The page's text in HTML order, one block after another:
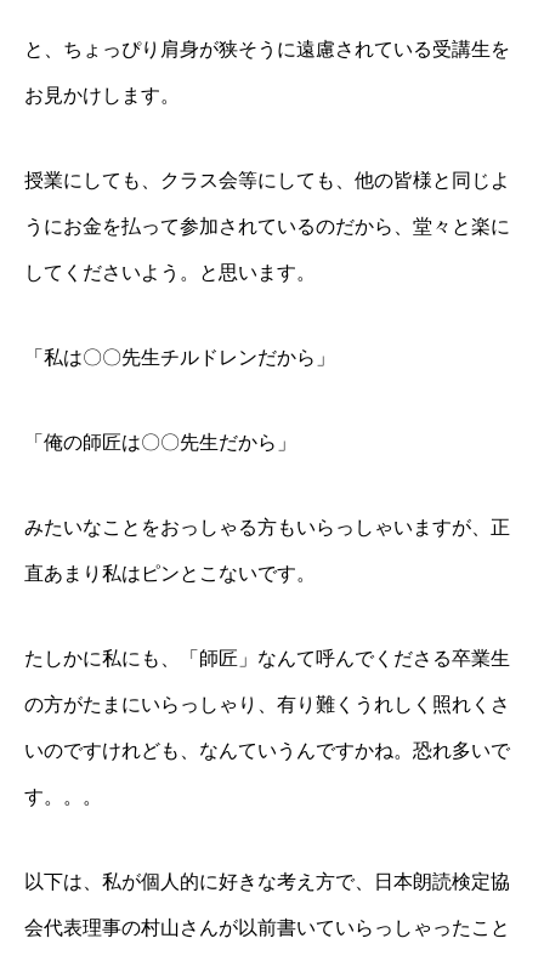
と、ちょっぴり肩身が狭そうに遠慮されている受講生を
お見かけします。
授業にしても、クラス会等にしても、他の皆様と同じよ
うにお金を払って参加されているのだから、堂々と楽に
してくださいよう。と思います。
「私は〇〇先生チルドレンだから」
「俺の師匠は〇〇先生だから」
みたいなことをおっしゃる方もいらっしゃいますが、正
直あまり私はピンとこないです。
たしかに私にも、「師匠」なんて呼んでくださる卒業生
の方がたまにいらっしゃり、有り難くうれしく照れくさ
いのですけれども、なんていうんですかね。恐れ多いで
す。。。
以下は、私が個人的に好きな考え方で、日本朗読検定協
会代表理事の村山さんが以前書いていらっしゃったこと